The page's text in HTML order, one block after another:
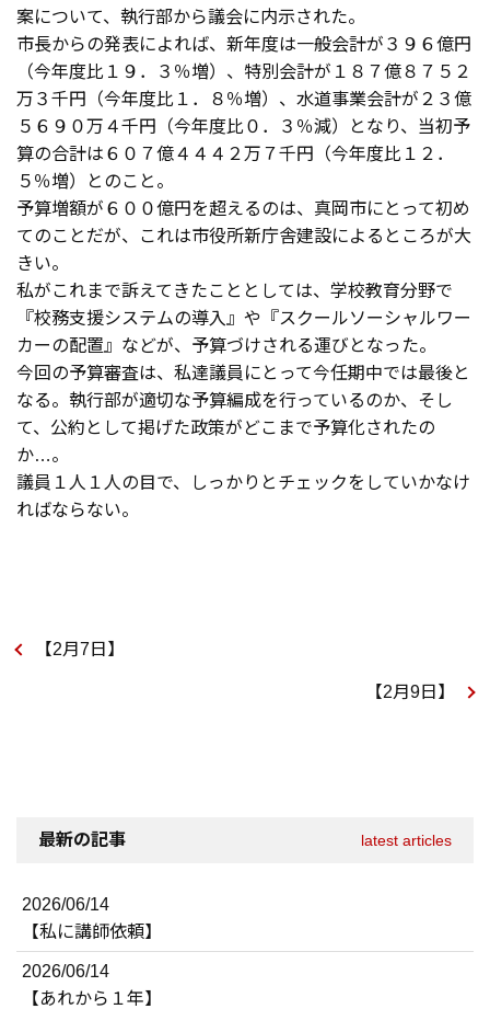
案について、執行部から議会に内示された。
市長からの発表によれば、新年度は一般会計が３９６億円
（今年度比１９．３％増）、特別会計が１８７億８７５２
万３千円（今年度比１．８％増）、水道事業会計が２３億
５６９０万４千円（今年度比０．３％減）となり、当初予
算の合計は６０７億４４４２万７千円（今年度比１２．
５％増）とのこと。
予算増額が６００億円を超えるのは、真岡市にとって初め
てのことだが、これは市役所新庁舎建設によるところが大
きい。
私がこれまで訴えてきたこととしては、学校教育分野で
『校務支援システムの導入』や『スクールソーシャルワー
カーの配置』などが、予算づけされる運びとなった。
今回の予算審査は、私達議員にとって今任期中では最後と
なる。執行部が適切な予算編成を行っているのか、そし
て、公約として掲げた政策がどこまで予算化されたの
か…。
議員１人１人の目で、しっかりとチェックをしていかなけ
ればならない。
【2月7日】
【2月9日】
最新の記事 latest articles
2026/06/14
【私に講師依頼】
2026/06/14
【あれから１年】